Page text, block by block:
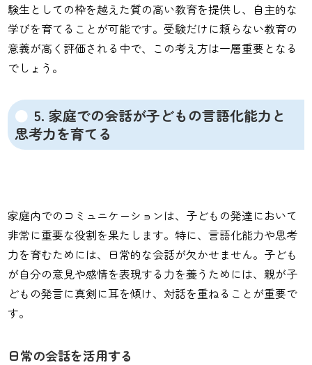
験生としての枠を越えた質の高い教育を提供し、自主的な
学びを育てることが可能です。受験だけに頼らない教育の
意義が高く評価される中で、この考え方は一層重要となる
でしょう。
5. 家庭での会話が子どもの言語化能力と
思考力を育てる
家庭内でのコミュニケーションは、子どもの発達において
非常に重要な役割を果たします。特に、言語化能力や思考
力を育むためには、日常的な会話が欠かせません。子ども
が自分の意見や感情を表現する力を養うためには、親が子
どもの発言に真剣に耳を傾け、対話を重ねることが重要で
す。
日常の会話を活用する